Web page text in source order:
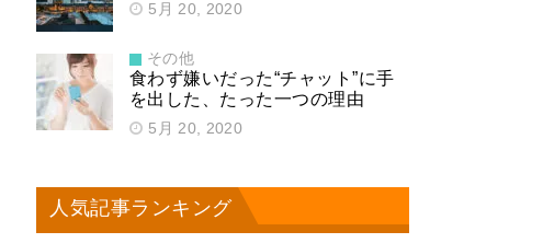
5月 20, 2020
その他
食わず嫌いだった“チャット”に手
を出した、たった一つの理由
5月 20, 2020
人気記事ランキング